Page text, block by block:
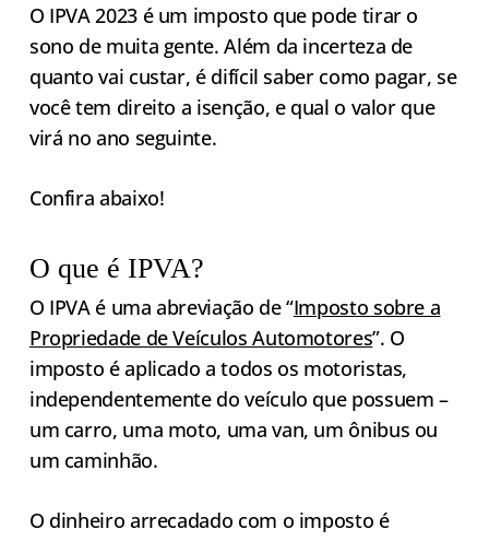
O IPVA 2023 é um imposto que pode tirar o
sono de muita gente. Além da incerteza de
quanto vai custar, é difícil saber como pagar, se
você tem direito a isenção, e qual o valor que
virá no ano seguinte.
Confira abaixo!
O que é IPVA?
O IPVA é uma abreviação de “Imposto sobre a
Propriedade de Veículos Automotores”. O
imposto é aplicado a todos os motoristas,
independentemente do veículo que possuem –
um carro, uma moto, uma van, um ônibus ou
um caminhão.
O dinheiro arrecadado com o imposto é